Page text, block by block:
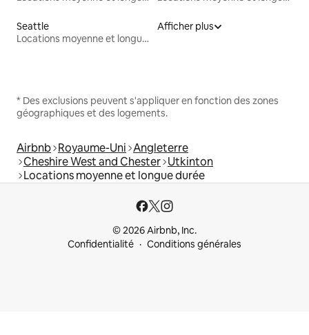
Seattle
Locations moyenne et longue durée
Afficher plus
* Des exclusions peuvent s'appliquer en fonction des zones
géographiques et des logements.
Airbnb Royaume-Uni Angleterre
Cheshire West and Chester Utkinton
Locations moyenne et longue durée
© 2026 Airbnb, Inc.
Confidentialité
Conditions générales